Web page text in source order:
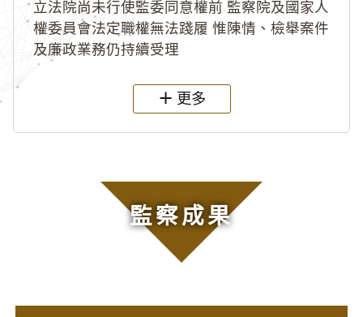
立法院尚未行使監委同意權前 監察院及國家人
權委員會法定職權無法踐履 惟陳情、檢舉案件
及廉政業務仍持續受理
更多
監察成果